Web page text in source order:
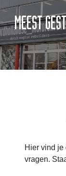
MEEST
Hier vind je
vragen.